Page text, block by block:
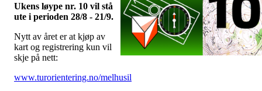
Ukens løype nr. 10 vil stå
ute i perioden 28/8 - 21/9.
Nytt av året er at kjøp av
kart og registrering kun vil
skje på nett:
www.turorientering.no/melhusil